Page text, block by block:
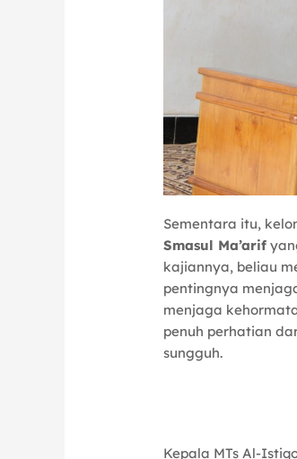
Sementara itu,
Smasul Ma’arif
kajiannya, beliau
pentingnya
menjaga
penuh perhatian
sungguh.
Kepala MTs Al-